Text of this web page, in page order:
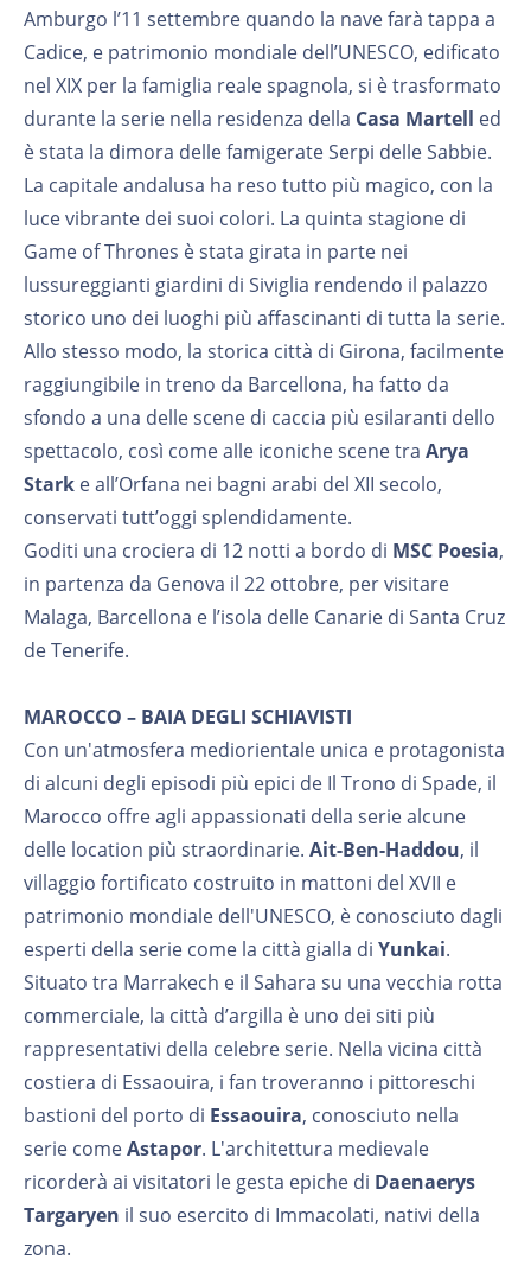
Amburgo l’11 settembre quando la nave farà tappa a
Cadice, e patrimonio mondiale dell’UNESCO, edificato
nel XIX per la famiglia reale spagnola, si è trasformato
durante la serie nella residenza della Casa Martell ed
è stata la dimora delle famigerate Serpi delle Sabbie.
La capitale andalusa ha reso tutto più magico, con la
luce vibrante dei suoi colori. La quinta stagione di
Game of Thrones è stata girata in parte nei
lussureggianti giardini di Siviglia rendendo il palazzo
storico uno dei luoghi più affascinanti di tutta la serie.
Allo stesso modo, la storica città di Girona, facilmente
raggiungibile in treno da Barcellona, ha fatto da
sfondo a una delle scene di caccia più esilaranti dello
spettacolo, così come alle iconiche scene tra Arya
Stark e all’Orfana nei bagni arabi del XII secolo,
conservati tutt’oggi splendidamente.
Goditi una crociera di 12 notti a bordo di MSC Poesia,
in partenza da Genova il 22 ottobre, per visitare
Malaga, Barcellona e l’isola delle Canarie di Santa Cruz
de Tenerife.
MAROCCO – BAIA DEGLI SCHIAVISTI
Con un'atmosfera mediorientale unica e protagonista
di alcuni degli episodi più epici de Il Trono di Spade, il
Marocco offre agli appassionati della serie alcune
delle location più straordinarie. Ait-Ben-Haddou, il
villaggio fortificato costruito in mattoni del XVII e
patrimonio mondiale dell'UNESCO, è conosciuto dagli
esperti della serie come la città gialla di Yunkai.
Situato tra Marrakech e il Sahara su una vecchia rotta
commerciale, la città d’argilla è uno dei siti più
rappresentativi della celebre serie. Nella vicina città
costiera di Essaouira, i fan troveranno i pittoreschi
bastioni del porto di Essaouira, conosciuto nella
serie comeAstapor. L'architettura medievale
ricorderà ai visitatori le gesta epiche di Daenaerys
Targaryen il suo esercito di Immacolati, nativi della
zona.